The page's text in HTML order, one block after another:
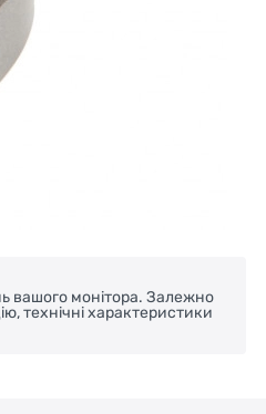
вашого монітора. Залежно
технічні характеристики